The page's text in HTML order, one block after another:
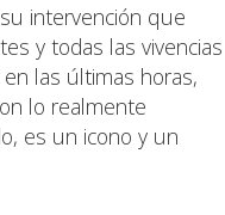
intervención que
y todas las vivencias
las últimas horas,
lo realmente
es un icono y un